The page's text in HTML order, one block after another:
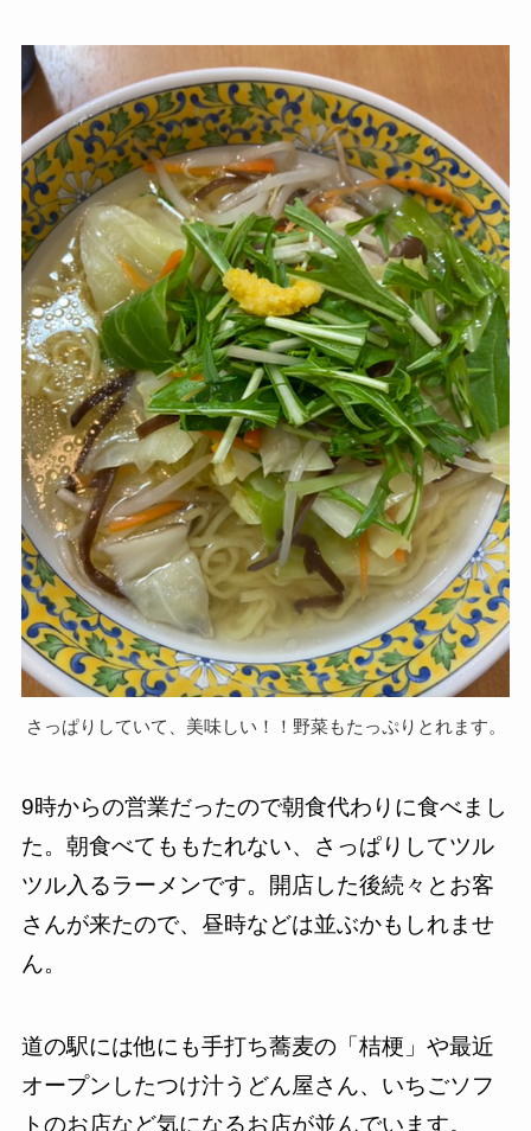
さっぱりしていて、美味しい！！野菜もたっぷりとれます。
9時からの営業だったので朝食代わりに食べまし
た。朝食べてももたれない、さっぱりしてツル
ツル入るラーメンです。開店した後続々とお客
さんが来たので、昼時などは並ぶかもしれませ
ん。
道の駅には他にも手打ち蕎麦の「桔梗」や最近
オープンしたつけ汁うどん屋さん、いちごソフ
トのお店など気になるお店が並んでいます。